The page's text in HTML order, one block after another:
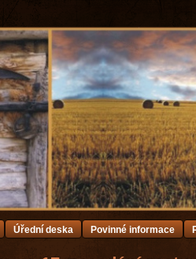
Úřední deska Povinné informace